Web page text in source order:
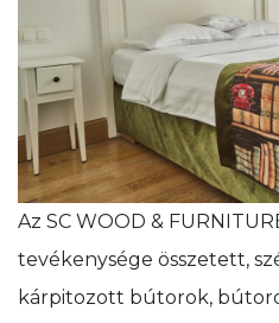
Az SC WOOD &
tevékenysége összetett,
kárpitozott bútorok,